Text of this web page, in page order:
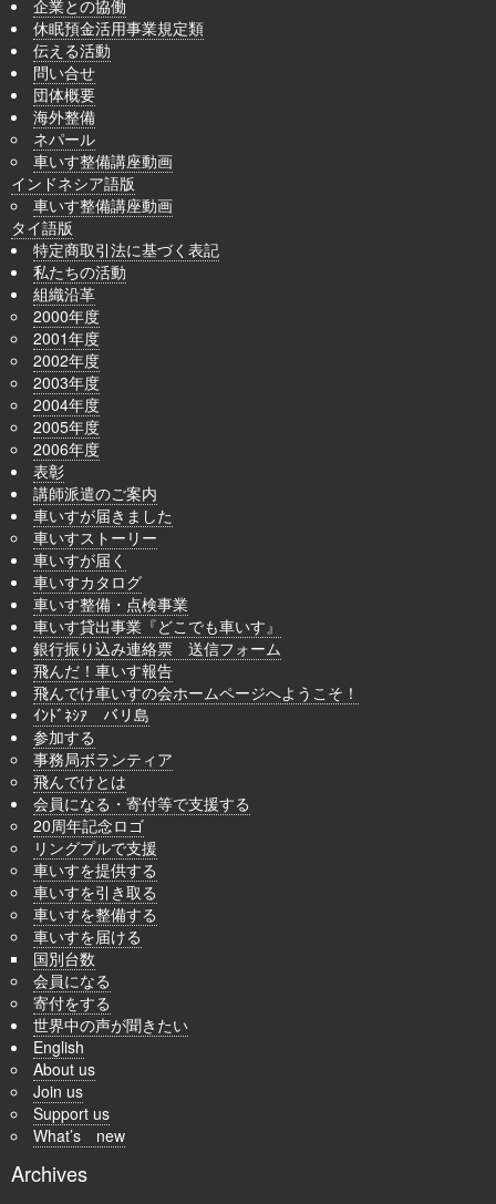
企業との協働
休眠預金活用事業規定類
伝える活動
問い合せ
団体概要
海外整備
ネパール
車いす整備講座動画
インドネシア語版
車いす整備講座動画
タイ語版
特定商取引法に基づく表記
私たちの活動
組織沿革
2000年度
2001年度
2002年度
2003年度
2004年度
2005年度
2006年度
表彰
講師派遣のご案内
車いすが届きました
車いすストーリー
車いすが届く
車いすカタログ
車いす整備・点検事業
車いす貸出事業『どこでも車いす』
銀行振り込み連絡票 送信フォーム
飛んだ！車いす報告
飛んでけ車いすの会ホームページへようこそ！
ｲﾝﾄﾞﾈｼｱ バリ島
参加する
事務局ボランティア
飛んでけとは
会員になる・寄付等で支援する
20周年記念ロゴ
リングプルで支援
車いすを提供する
車いすを引き取る
車いすを整備する
車いすを届ける
国別台数
会員になる
寄付をする
世界中の声が聞きたい
English
About us
Join us
Support us
What’s new
Archives